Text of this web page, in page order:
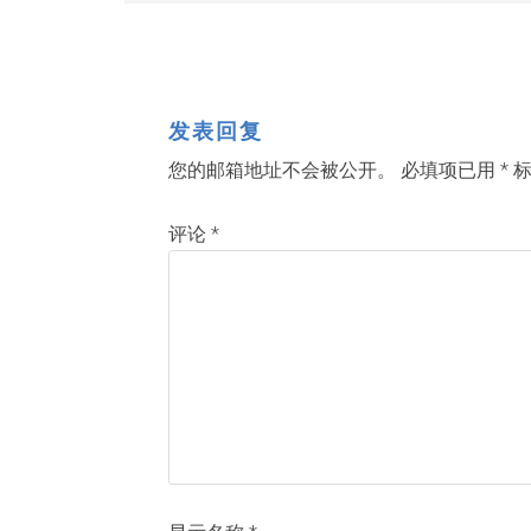
发表回复
您的邮箱地址不会被公开。 必填项已用 *
评论 *